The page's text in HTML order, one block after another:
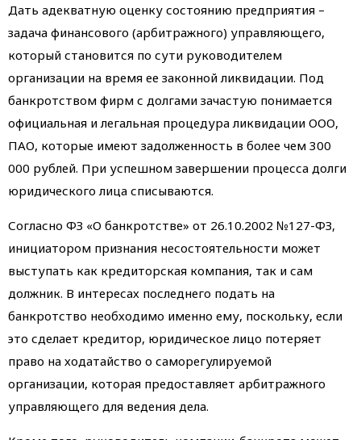
Дать адекватную оценку состоянию предприятия –
задача финансового (арбитражного) управляющего,
который становится по сути руководителем
организации на время ее законной ликвидации. Под
банкротством фирм с долгами зачастую понимается
официальная и легальная процедура ликвидации ООО,
ПАО, которые имеют задолженность в более чем 300
000 рублей. При успешном завершении процесса долги
юридического лица списываются.
Согласно ФЗ «О банкротстве» от 26.10.2002 №127-ФЗ,
инициатором признания несостоятельности может
выступать как кредиторская компания, так и сам
должник. В интересах последнего подать на
банкротство необходимо именно ему, поскольку, если
это сделает кредитор, юридическое лицо потеряет
право на ходатайство о саморегулируемой
организации, которая предоставляет арбитражного
управляющего для ведения дела.